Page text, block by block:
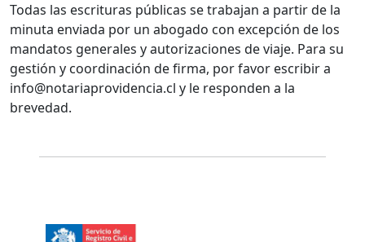
Todas las escrituras públicas se trabajan a partir de la
minuta enviada por un abogado con excepción de los
mandatos generales y autorizaciones de viaje. Para su
gestión y coordinación de firma, por favor escribir a
info@notariaprovidencia.cl y le responden a la
brevedad.